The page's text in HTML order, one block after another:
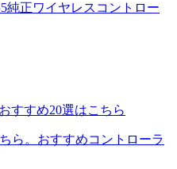
純正ワイヤレスコントロー
すすめ20選はこちら
ら。おすすめコントローラ